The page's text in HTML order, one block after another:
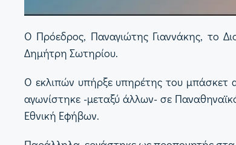
Ο Πρόεδρος, Παναγιώτης Γιαννάκης, το
Δημήτρη Σωτηρίου.
Ο εκλιπών υπήρξε υπηρέτης του μπάσκετ
αγωνίστηκε -μεταξύ άλλων- σε
Εθνική Εφήβων.